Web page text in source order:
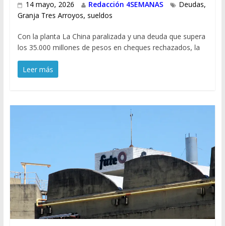
14 mayo, 2026 Redacción 4SEMANAS Deudas,
Granja Tres Arroyos, sueldos
Con la planta La China paralizada y una deuda que supera
los 35.000 millones de pesos en cheques rechazados, la
Leer más